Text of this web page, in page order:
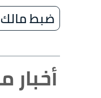
ضبط
أخبار